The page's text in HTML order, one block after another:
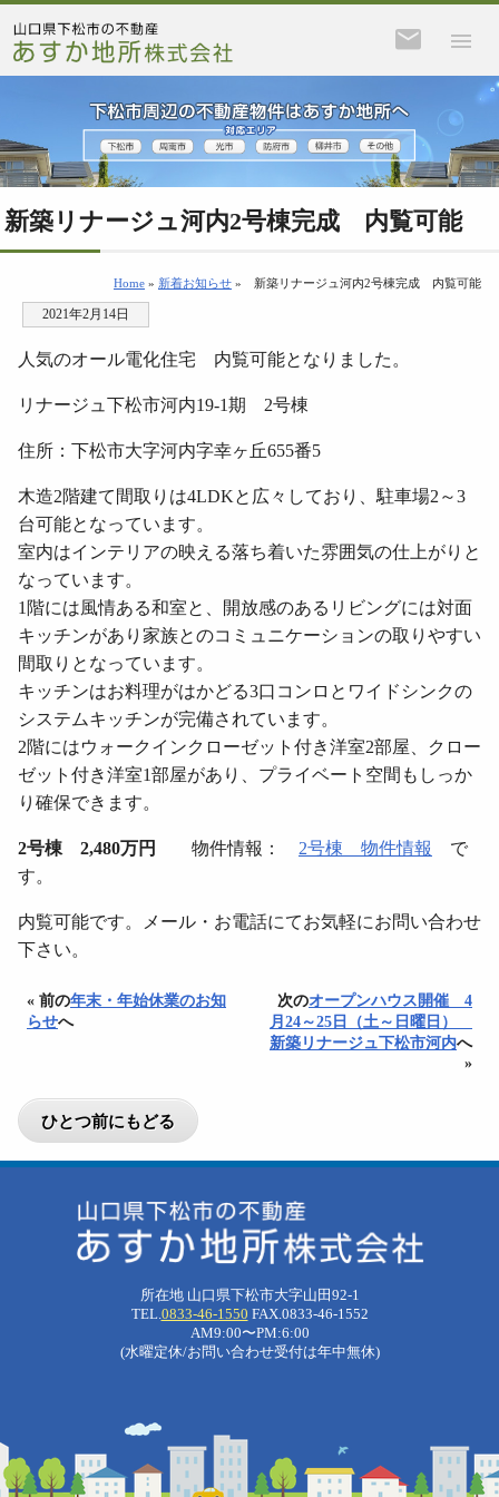
新築リナージュ河内2号棟完成 内覧可能
Home » 新着お知らせ » 新築リナージュ河内2号棟完成 内覧可能
2021年2月14日
人気のオール電化住宅 内覧可能となりました。
リナージュ下松市河内19-1期 2号棟
住所：下松市大字河内字幸ヶ丘655番5
木造2階建て間取りは4LDKと広々しており、駐車場2～3
台可能となっています。
室内はインテリアの映える落ち着いた雰囲気の仕上がりと
なっています。
1階には風情ある和室と、開放感のあるリビングには対面
キッチンがあり家族とのコミュニケーションの取りやすい
間取りとなっています。
キッチンはお料理がはかどる3口コンロとワイドシンクの
システムキッチンが完備されています。
2階にはウォークインクローゼット付き洋室2部屋、クロー
ゼット付き洋室1部屋があり、プライベート空間もしっか
り確保できます。
2号棟 2,480万円 物件情報： 2号棟 物件情報
で
す。
内覧可能です。メール・お電話にてお気軽にお問い合わせ
下さい。
« 前の年末・年始休業のお知
らせへ
次のオープンハウス開催 4
月24～25日（土～日曜日）
新築リナージュ下松市河内へ
»
所在地 山口県下松市大字山田92-1
TEL.0833-46-1550 FAX.0833-46-1552
AM9:00〜PM:6:00
(水曜定休/お問い合わせ受付は年中無休)